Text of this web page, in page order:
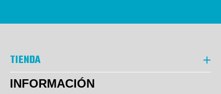
TIENDA
INFORMACIÓN